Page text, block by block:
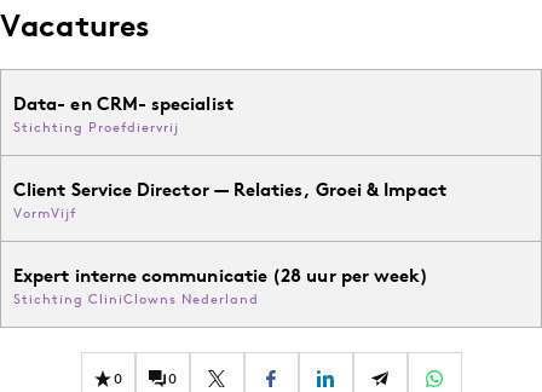
Vacatures
Data- en CRM- specialist
Stichting Proefdiervrij
Client Service Director — Relaties, Groei & Impact
VormVijf
Expert interne communicatie (28 uur per week)
Stichting CliniClowns Nederland
0 0